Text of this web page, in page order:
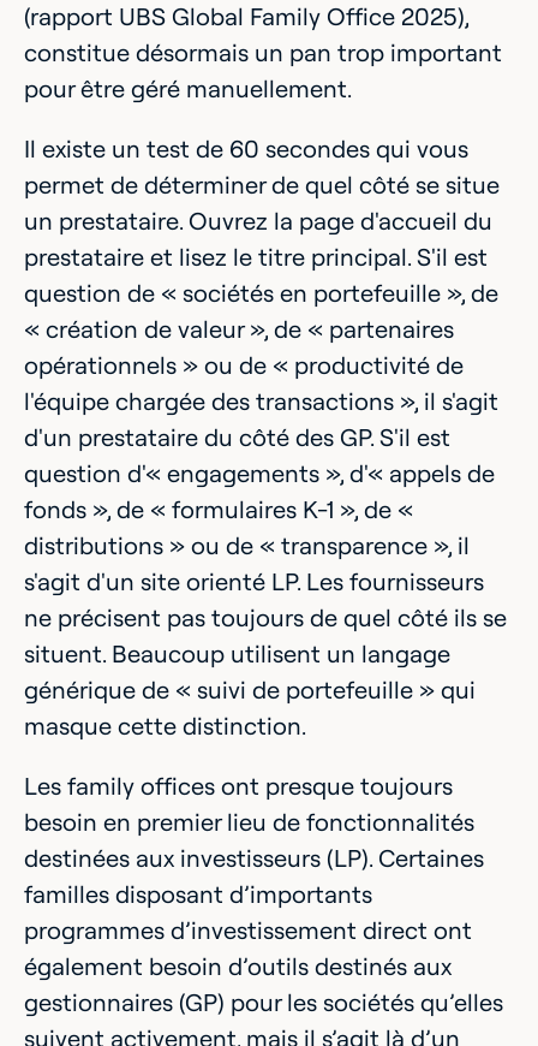
(rapport UBS Global Family Office 2025),
constitue désormais un pan trop important
pour être géré manuellement.
Il existe un test de 60 secondes qui vous
permet de déterminer de quel côté se situe
un prestataire. Ouvrez la page d'accueil du
prestataire et lisez le titre principal. S'il est
question de « sociétés en portefeuille », de
« création de valeur », de « partenaires
opérationnels » ou de « productivité de
l'équipe chargée des transactions », il s'agit
d'un prestataire du côté des GP. S'il est
question d'« engagements », d'« appels de
fonds », de « formulaires K-1 », de «
distributions » ou de « transparence », il
s'agit d'un site orienté LP. Les fournisseurs
ne précisent pas toujours de quel côté ils se
situent. Beaucoup utilisent un langage
générique de « suivi de portefeuille » qui
masque cette distinction.
Les family offices ont presque toujours
besoin en premier lieu de fonctionnalités
destinées aux investisseurs (LP). Certaines
familles disposant d’importants
programmes d’investissement direct ont
également besoin d’outils destinés aux
gestionnaires (GP) pour les sociétés qu’elles
suivent activement, mais il s’agit là d’un